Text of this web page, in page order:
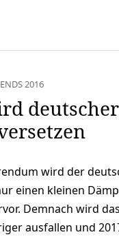
2016
wird der
einen kleinen
Demnach wird
ausfallen und